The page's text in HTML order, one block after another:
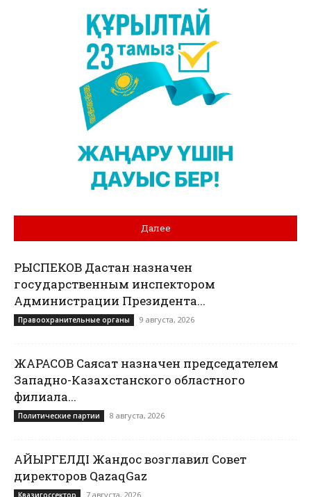
Далее
РЫСПЕКОВ Дастан назначен
государственным инспектором
Администрации Президента...
Правоохранительные органы 9 августа, 2026
ЖАРАСОВ Саясат назначен председателем
Западно-Казахстанского областного
филиала...
Политические партии 8 августа, 2026
ҚАЙЫРГЕЛДІ Жандос возглавил Совет
директоров QazaqGaz
Квазигоссектор 7 августа, 2026